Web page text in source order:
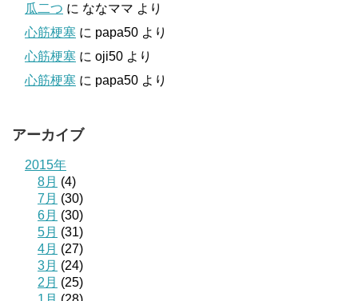
瓜二つ に ななママ より
心筋梗塞 に papa50 より
心筋梗塞 に oji50 より
心筋梗塞 に papa50 より
アーカイブ
2015年
8月 (4)
7月 (30)
6月 (30)
5月 (31)
4月 (27)
3月 (24)
2月 (25)